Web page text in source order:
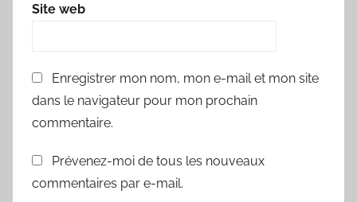
Site web
Enregistrer mon nom, mon e-mail et mon site
dans le navigateur pour mon prochain
commentaire.
Prévenez-moi de tous les nouveaux
commentaires par e-mail.